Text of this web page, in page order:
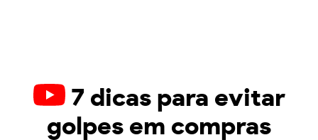
7 dicas para evitar
golpes em compras